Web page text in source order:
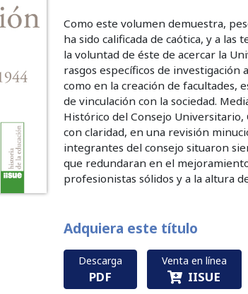
Como este volumen demuestra,
ha sido calificada de caótica, y a
la voluntad de éste de acercar la
rasgos específicos de
como en la creación de facultades,
de vinculación con la sociedad.
Histórico del Consejo Universitario,
con claridad, en una revisión
integrantes del consejo situaron
que redundaran en el
profesionistas sólidos y a la altura
Adquiera este título
Descarga
PDF
Venta en línea
IISUE